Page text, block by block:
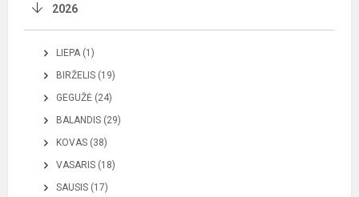
2026
LIEPA (1)
BIRŽELIS (19)
GEGUŽĖ (24)
BALANDIS (29)
KOVAS (38)
VASARIS (18)
SAUSIS (17)